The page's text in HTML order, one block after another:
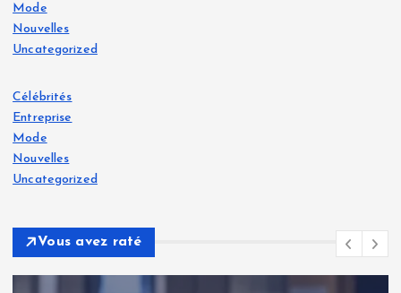
Mode
Nouvelles
Uncategorized
Célébrités
Entreprise
Mode
Nouvelles
Uncategorized
Vous avez raté